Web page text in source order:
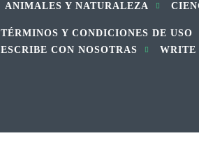
ANIMALES Y NATURALEZA
TÉRMINOS Y CONDICIONES DE USO
ESCRIBE CON NOSOTRAS
WRITE